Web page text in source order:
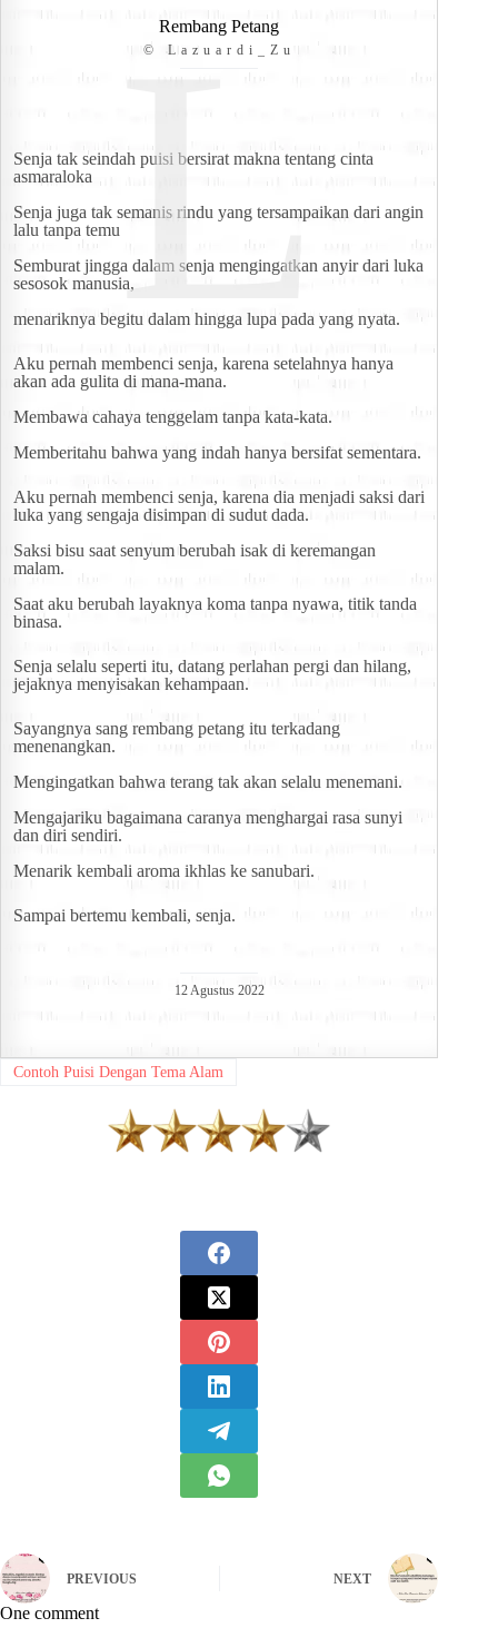
L
Rembang Petang
© Lazuardi_Zu
Senja tak seindah puisi bersirat makna tentang cinta
asmaraloka
Senja juga tak semanis rindu yang tersampaikan dari angin
lalu tanpa temu
Semburat jingga dalam senja mengingatkan anyir dari luka
sesosok manusia,
menariknya begitu dalam hingga lupa pada yang nyata.
Aku pernah membenci senja, karena setelahnya hanya
akan ada gulita di mana-mana.
Membawa cahaya tenggelam tanpa kata-kata.
Memberitahu bahwa yang indah hanya bersifat sementara.
Aku pernah membenci senja, karena dia menjadi saksi dari
luka yang sengaja disimpan di sudut dada.
Saksi bisu saat senyum berubah isak di keremangan
malam.
Saat aku berubah layaknya koma tanpa nyawa, titik tanda
binasa.
Senja selalu seperti itu, datang perlahan pergi dan hilang,
jejaknya menyisakan kehampaan.
Sayangnya sang rembang petang itu terkadang
menenangkan.
Mengingatkan bahwa terang tak akan selalu menemani.
Mengajariku bagaimana caranya menghargai rasa sunyi
dan diri sendiri.
Menarik kembali aroma ikhlas ke sanubari.
Sampai bertemu kembali, senja.
12 Agustus 2022
Contoh Puisi Dengan Tema Alam
PREVIOUS NEXT
One comment